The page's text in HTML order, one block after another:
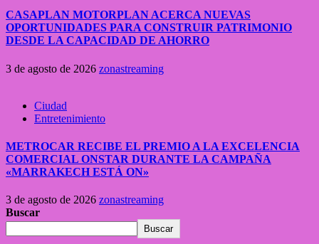
CASAPLAN MOTORPLAN ACERCA NUEVAS
OPORTUNIDADES PARA CONSTRUIR PATRIMONIO
DESDE LA CAPACIDAD DE AHORRO
3 de agosto de 2026 zonastreaming
Ciudad
Entretenimiento
METROCAR RECIBE EL PREMIO A LA EXCELENCIA
COMERCIAL ONSTAR DURANTE LA CAMPAÑA
«MARRAKECH ESTÁ ON»
3 de agosto de 2026 zonastreaming
Buscar
Buscar